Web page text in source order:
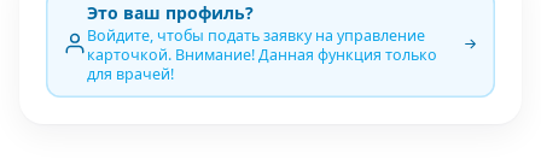
Это ваш профиль?
Войдите, чтобы подать заявку на управление
карточкой. Внимание! Данная функция только
для врачей!